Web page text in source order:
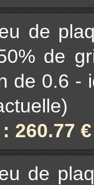
de
de
de 0.6 -
260.77
de